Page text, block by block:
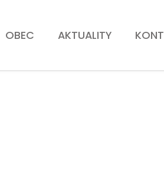
OBEC AKTUALITY